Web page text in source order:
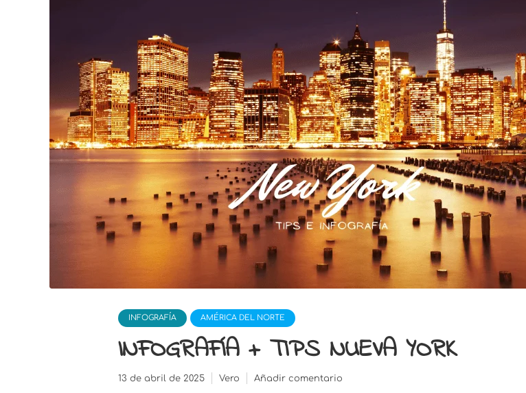
INFOGRAFÍA AMÉRICA DEL NORTE
INFOGRAFÍA + TIPS NUEVA YORK
13 de abril de 2025 Vero Añadir comentario